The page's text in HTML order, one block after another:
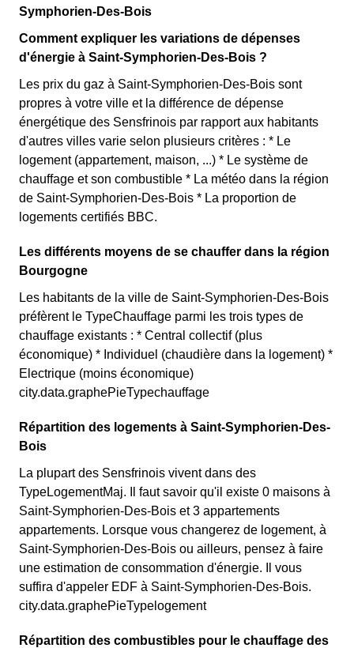
Symphorien-Des-Bois
Comment expliquer les variations de dépenses
d'énergie à Saint-Symphorien-Des-Bois ?
Les prix du gaz à Saint-Symphorien-Des-Bois sont
propres à votre ville et la différence de dépense
énergétique des Sensfrinois par rapport aux habitants
d'autres villes varie selon plusieurs critères : * Le
logement (appartement, maison, ...) * Le système de
chauffage et son combustible * La météo dans la région
de Saint-Symphorien-Des-Bois * La proportion de
logements certifiés BBC.
Les différents moyens de se chauffer dans la région
Bourgogne
Les habitants de la ville de Saint-Symphorien-Des-Bois
préfèrent le TypeChauffage parmi les trois types de
chauffage existants : * Central collectif (plus
économique) * Individuel (chaudière dans la logement) *
Electrique (moins économique)
city.data.graphePieTypechauffage
Répartition des logements à Saint-Symphorien-Des-
Bois
La plupart des Sensfrinois vivent dans des
TypeLogementMaj. Il faut savoir qu'il existe 0 maisons à
Saint-Symphorien-Des-Bois et 3 appartements
appartements. Lorsque vous changerez de logement, à
Saint-Symphorien-Des-Bois ou ailleurs, pensez à faire
une estimation de consommation d'énergie. Il vous
suffira d'appeler EDF à Saint-Symphorien-Des-Bois.
city.data.graphePieTypelogement
Répartition des combustibles pour le chauffage des